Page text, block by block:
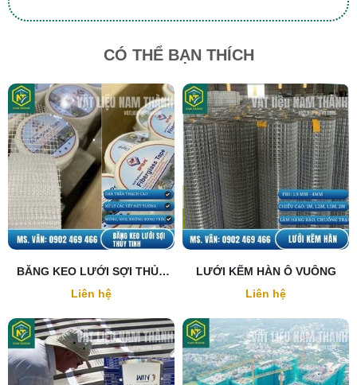
CÓ THỂ BẠN THÍCH
BĂNG KEO LƯỚI SỢI THỦY
TINH
Liên hệ
LƯỚI KẼM HÀN Ô VUÔNG
Liên hệ